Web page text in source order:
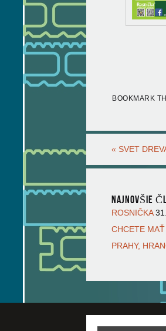
BOOKMARK
« SVET
NAJNOVŠIE
ROSNIČKA
CHCETE
PRAHY,